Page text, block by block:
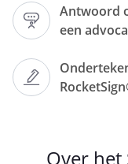
Antwoord
een
de
in de
slechts
Over